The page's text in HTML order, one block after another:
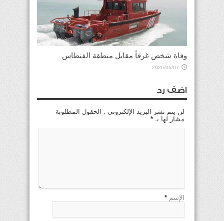
وفاة شخص غرقاً مقابل منطقة الفنطاس
2026/06/07
اضف رد
لن يتم نشر البريد الإلكتروني . الحقول المطلوبة
مشار لها بـ *
الإسم *